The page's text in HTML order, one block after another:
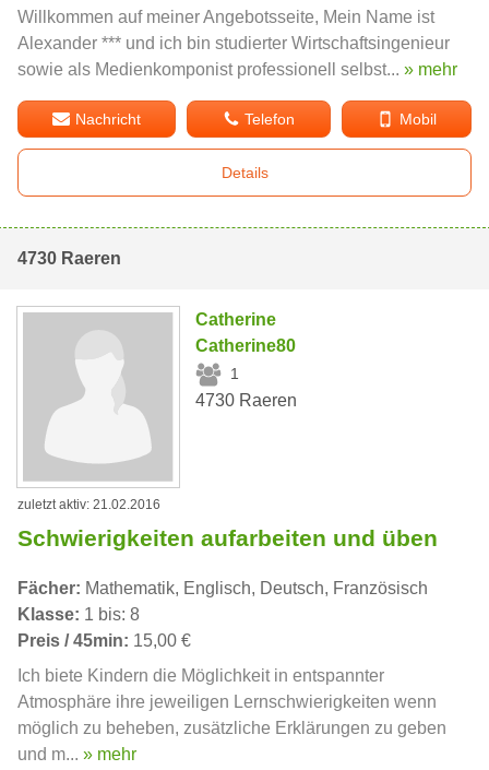
Willkommen auf meiner Angebotsseite, Mein Name ist
Alexander *** und ich bin studierter Wirtschaftsingenieur
sowie als Medienkomponist professionell selbst... » mehr
Nachricht Telefon Mobil
Details
4730 Raeren
Catherine
Catherine80
1
4730 Raeren
zuletzt aktiv: 21.02.2016
Schwierigkeiten aufarbeiten und üben
Fächer: Mathematik, Englisch, Deutsch, Französisch
Klasse: 1 bis: 8
Preis / 45min: 15,00 €
Ich biete Kindern die Möglichkeit in entspannter
Atmosphäre ihre jeweiligen Lernschwierigkeiten wenn
möglich zu beheben, zusätzliche Erklärungen zu geben
und m... » mehr